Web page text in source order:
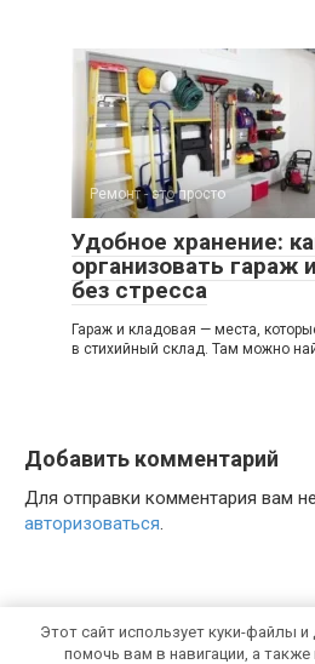
Ремонт - это просто
Удобное хранение:
организовать гараж
без стресса
Гараж и кладовая — места,
в стихийный склад. Там можно
Добавить комментарий
Для отправки комментария вам
авторизоваться.
Этот сайт использует куки-файлы и
помочь вам в навигации, а